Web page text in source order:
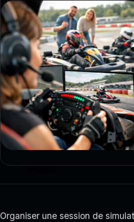
RZ · TELEMETRY
Organiser une session de